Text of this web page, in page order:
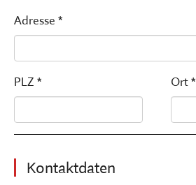
Adresse *
PLZ * Ort *
Kontaktdaten